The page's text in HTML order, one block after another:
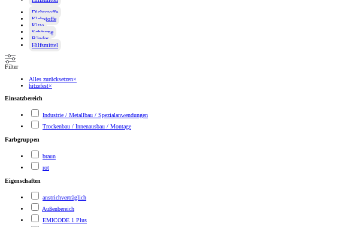
Dichtstoffe
Klebstoffe
Kitte
Schäume
Bänder
Hilfsmittel
Filter
Alles zurücksetzen×
hitzefest×
Einsatzbereich
Industrie / Metallbau / Spezialanwendungen
Trockenbau / Innenausbau / Montage
Farbgruppen
braun
rot
Eigenschaften
anstrichverträglich
Außenbereich
EMICODE 1 Plus